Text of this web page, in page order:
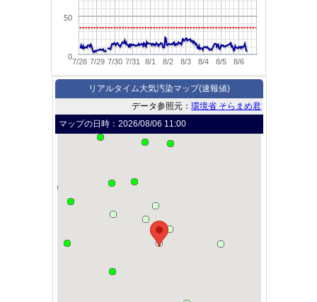
7/28 7/29 7/30 7/31 8/1 8/2 8/3 8/4 8/5 8/6
0
50
リアルタイム大気汚染マップ(速報値)
データ参照元：環境省 そらまめ君
マップの日時：2026/08/06 11:00